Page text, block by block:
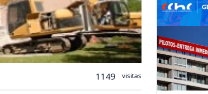
1149 visitas